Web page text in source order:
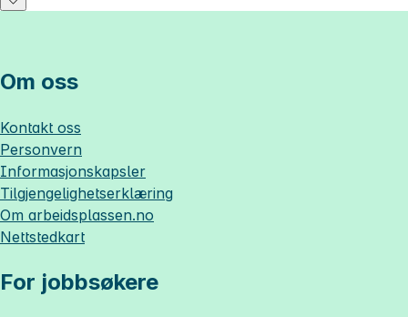
Om oss
Kontakt oss
Personvern
Informasjonskapsler
Tilgjengelighetserklæring
Om arbeidsplassen.no
Nettstedkart
For jobbsøkere